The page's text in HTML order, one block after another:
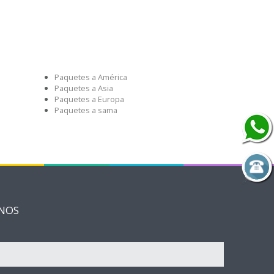
Paquetes a América
Paquetes a Asia
Paquetes a Europa
Paquetes a sama